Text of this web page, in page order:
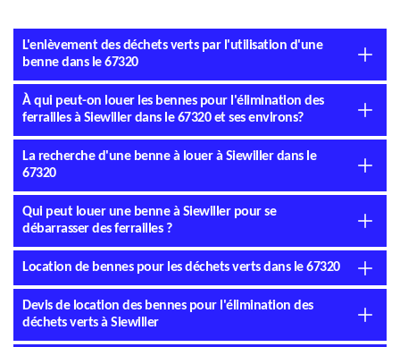
L'enlèvement des déchets verts par l'utilisation d'une
benne dans le 67320
À qui peut-on louer les bennes pour l'élimination des
ferrailles à Siewiller dans le 67320 et ses environs?
La recherche d'une benne à louer à Siewiller dans le
67320
Qui peut louer une benne à Siewiller pour se
débarrasser des ferrailles ?
Location de bennes pour les déchets verts dans le 67320
Devis de location des bennes pour l'élimination des
déchets verts à Siewiller